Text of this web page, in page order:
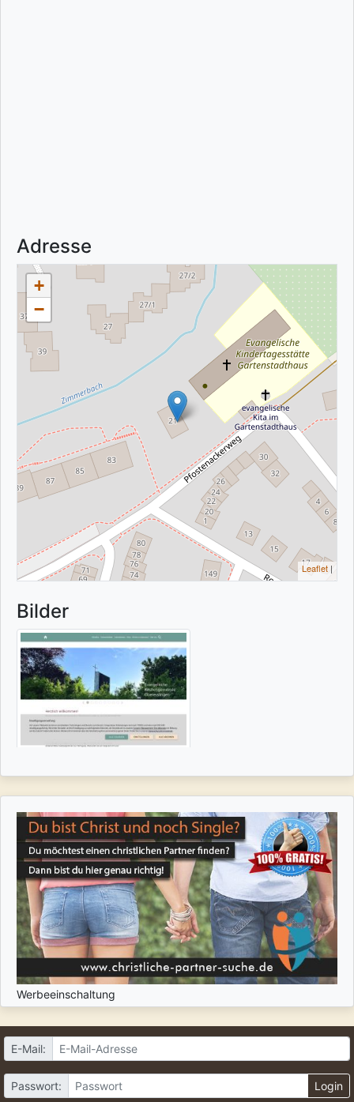
Adresse
+
−
Leaflet |
Bilder
Werbeeinschaltung
E-Mail:
Passwort:
Login